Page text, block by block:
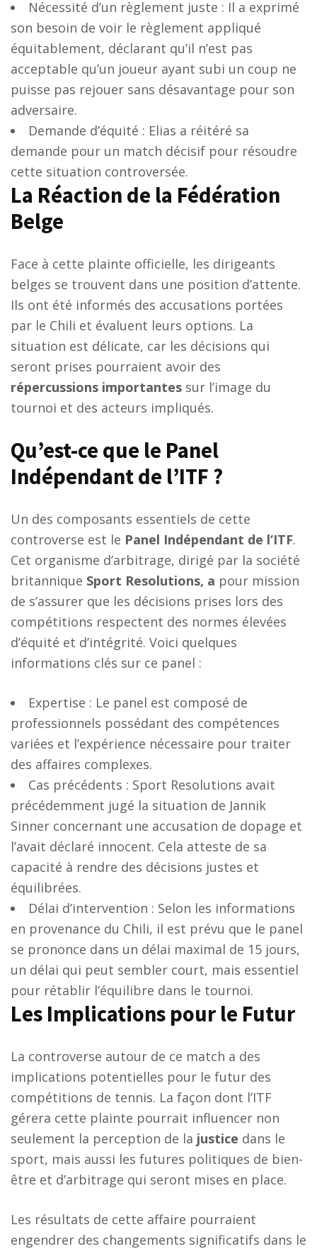
Nécessité d’un règlement juste : Il a exprimé
son besoin de voir le règlement appliqué
équitablement, déclarant qu’il n’est pas
acceptable qu’un joueur ayant subi un coup ne
puisse pas rejouer sans désavantage pour son
adversaire.
Demande d’équité : Elias a réitéré sa
demande pour un match décisif pour résoudre
cette situation controversée.
La Réaction de la Fédération
Belge
Face à cette plainte officielle, les dirigeants
belges se trouvent dans une position d’attente.
Ils ont été informés des accusations portées
par le Chili et évaluent leurs options. La
situation est délicate, car les décisions qui
seront prises pourraient avoir des
répercussions importantes sur l’image du
tournoi et des acteurs impliqués.
Qu’est-ce que le Panel
Indépendant de l’ITF ?
Un des composants essentiels de cette
controverse est le Panel Indépendant de l‘ITF.
Cet organisme d’arbitrage, dirigé par la société
britannique Sport Resolutions, a pour mission
de s’assurer que les décisions prises lors des
compétitions respectent des normes élevées
d’équité et d’intégrité. Voici quelques
informations clés sur ce panel :
Expertise : Le panel est composé de
professionnels possédant des compétences
variées et l’expérience nécessaire pour traiter
des affaires complexes.
Cas précédents : Sport Resolutions avait
précédemment jugé la situation de Jannik
Sinner concernant une accusation de dopage et
l’avait déclaré innocent. Cela atteste de sa
capacité à rendre des décisions justes et
équilibrées.
Délai d’intervention : Selon les informations
en provenance du Chili, il est prévu que le panel
se prononce dans un délai maximal de 15 jours,
un délai qui peut sembler court, mais essentiel
pour rétablir l’équilibre dans le tournoi.
Les Implications pour le Futur
La controverse autour de ce match a des
implications potentielles pour le futur des
compétitions de tennis. La façon dont l’ITF
gérera cette plainte pourrait influencer non
seulement la perception de la justice dans le
sport, mais aussi les futures politiques de bien-
être et d’arbitrage qui seront mises en place.
Les résultats de cette affaire pourraient
engendrer des changements significatifs dans le